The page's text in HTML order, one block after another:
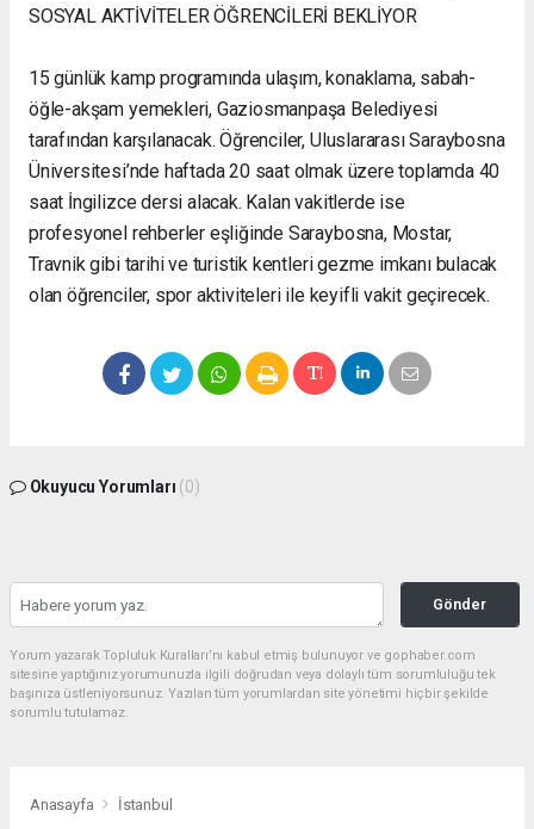
SOSYAL AKTİVİTELER ÖĞRENCİLERİ BEKLİYOR
15 günlük kamp programında ulaşım, konaklama, sabah-
öğle-akşam yemekleri, Gaziosmanpaşa Belediyesi
tarafından karşılanacak. Öğrenciler, Uluslararası Saraybosna
Üniversitesi’nde haftada 20 saat olmak üzere toplamda 40
saat İngilizce dersi alacak. Kalan vakitlerde ise
profesyonel rehberler eşliğinde Saraybosna, Mostar,
Travnik gibi tarihi ve turistik kentleri gezme imkanı bulacak
olan öğrenciler, spor aktiviteleri ile keyifli vakit geçirecek.
Okuyucu Yorumları (0)
Gönder
Yorum yazarak Topluluk Kuralları’nı kabul etmiş bulunuyor ve gophaber.com
sitesine yaptığınız yorumunuzla ilgili doğrudan veya dolaylı tüm sorumluluğu tek
başınıza üstleniyorsunuz. Yazılan tüm yorumlardan site yönetimi hiçbir şekilde
sorumlu tutulamaz.
Anasayfa İstanbul